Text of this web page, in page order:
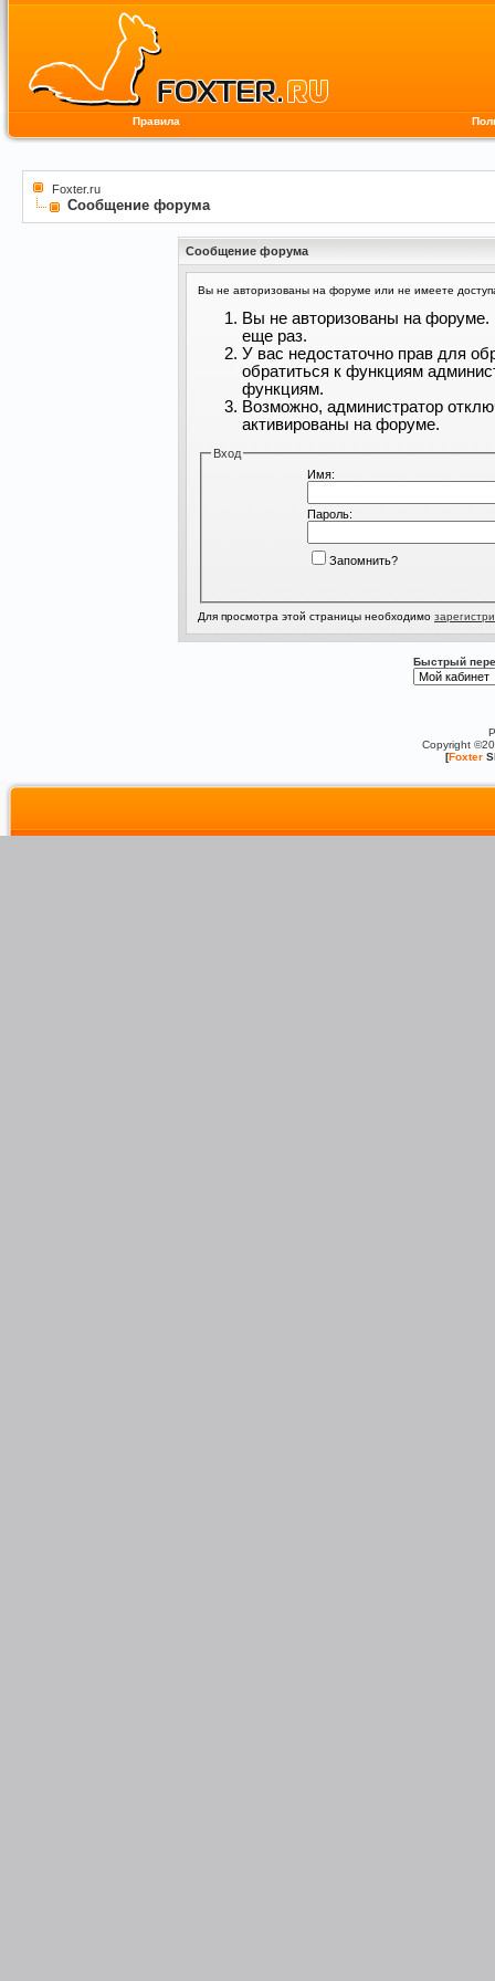
Правила
Foxter.ru
Сообщение форума
Сообщение форума
Вы не авторизованы на форуме или не имеете
Вы не авторизованы на форуме.
еще раз.
У вас недостаточно прав для
обратиться к функциям
функциям.
Возможно, администратор
активированы на форуме.
Вход
Имя:
Пароль:
Запомнить?
Для просмотра этой страницы необходимо
Быстрый
Copyright
[Foxter